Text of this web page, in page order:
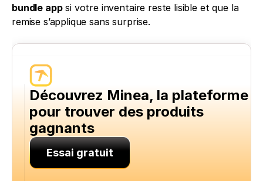
bundle app si votre inventaire reste lisible et que la
remise s’applique sans surprise.
Découvrez Minea, la plateforme
pour trouver des produits
gagnants
Essai gratuit